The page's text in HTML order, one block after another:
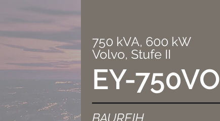
750 kVA, 600 kW
Volvo, Stufe II
EY-750VO
BAUREIH